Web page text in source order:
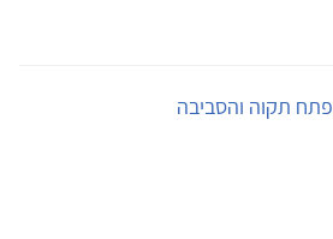
פתח תקוה והסביבה